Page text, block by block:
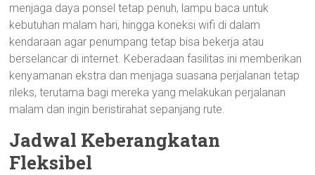
menjaga daya ponsel tetap penuh, lampu baca untuk
kebutuhan malam hari, hingga koneksi wifi di dalam
kendaraan agar penumpang tetap bisa bekerja atau
berselancar di internet. Keberadaan fasilitas ini memberikan
kenyamanan ekstra dan menjaga suasana perjalanan tetap
rileks, terutama bagi mereka yang melakukan perjalanan
malam dan ingin beristirahat sepanjang rute.
Jadwal Keberangkatan
Fleksibel